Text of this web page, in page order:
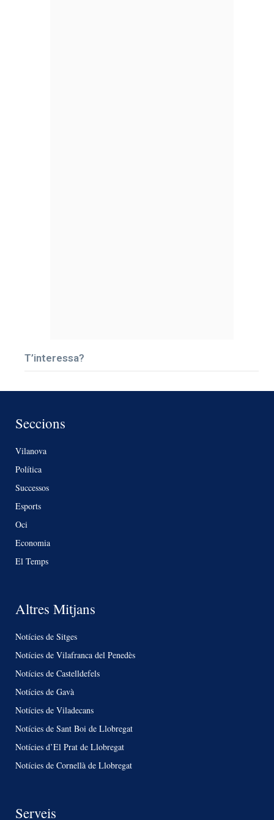
T’interessa?
Seccions
Vilanova
Política
Successos
Esports
Oci
Economia
El Temps
Altres Mitjans
Notícies de Sitges
Notícies de Vilafranca del Penedès
Notícies de Castelldefels
Notícies de Gavà
Notícies de Viladecans
Notícies de Sant Boi de Llobregat
Notícies d’El Prat de Llobregat
Notícies de Cornellà de Llobregat
Serveis